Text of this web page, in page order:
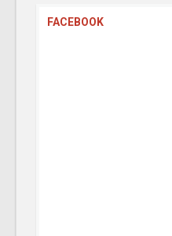
FACEBOOK